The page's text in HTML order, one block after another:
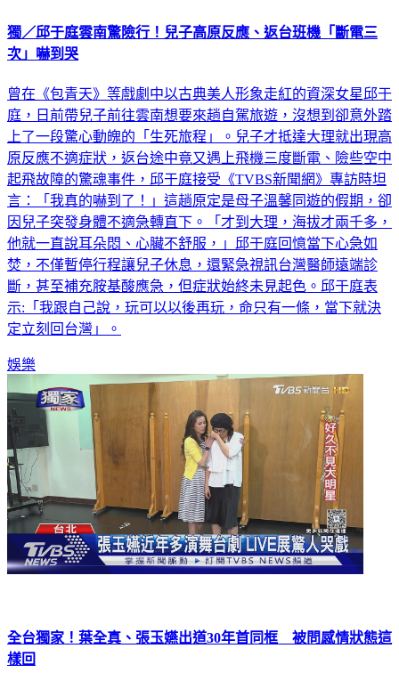
獨／邱于庭雲南驚險行！兒子高原反應、返台班機「斷電三
次」嚇到哭
曾在《包青天》等戲劇中以古典美人形象走紅的資深女星邱于
庭，日前帶兒子前往雲南想要來趟自駕旅遊，沒想到卻意外踏
上了一段驚心動魄的「生死旅程」。兒子才抵達大理就出現高
原反應不適症狀，返台途中竟又遇上飛機三度斷電、險些空中
起飛故障的驚魂事件，邱于庭接受《TVBS新聞網》專訪時坦
言：「我真的嚇到了！」這趟原定是母子溫馨同遊的假期，卻
因兒子突發身體不適急轉直下。「才到大理，海拔才兩千多，
他就一直說耳朵悶、心臟不舒服，」邱于庭回憶當下心急如
焚，不僅暫停行程讓兒子休息，還緊急視訊台灣醫師遠端診
斷，甚至補充胺基酸應急，但症狀始終未見起色。邱于庭表
示:「我跟自己說，玩可以以後再玩，命只有一條，當下就決
定立刻回台灣」。
娛樂
全台獨家！葉全真、張玉嬿出道30年首同框 被問感情狀態這
樣回